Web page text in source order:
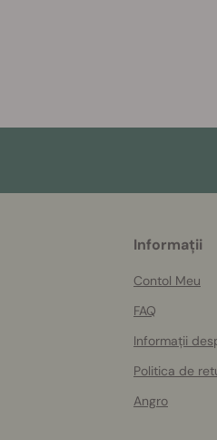
Informații
Contol Meu
FAQ
Informații
Politica de
Angro